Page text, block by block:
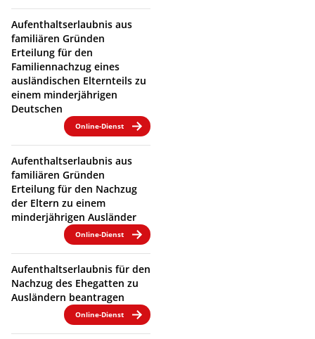
Aufenthaltserlaubnis aus
familiären Gründen
Erteilung für den
Familiennachzug eines
ausländischen Elternteils zu
einem minderjährigen
Deutschen
Online-Dienst
Aufenthaltserlaubnis aus
familiären Gründen
Erteilung für den Nachzug
der Eltern zu einem
minderjährigen Ausländer
Online-Dienst
Aufenthaltserlaubnis für den
Nachzug des Ehegatten zu
Ausländern beantragen
Online-Dienst